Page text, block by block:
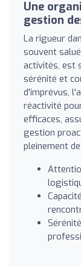
Une
gestion
La rigueur
souvent
activités, est
sérénité et
d'imprévus,
réactivité
efficaces,
gestion
pleinement